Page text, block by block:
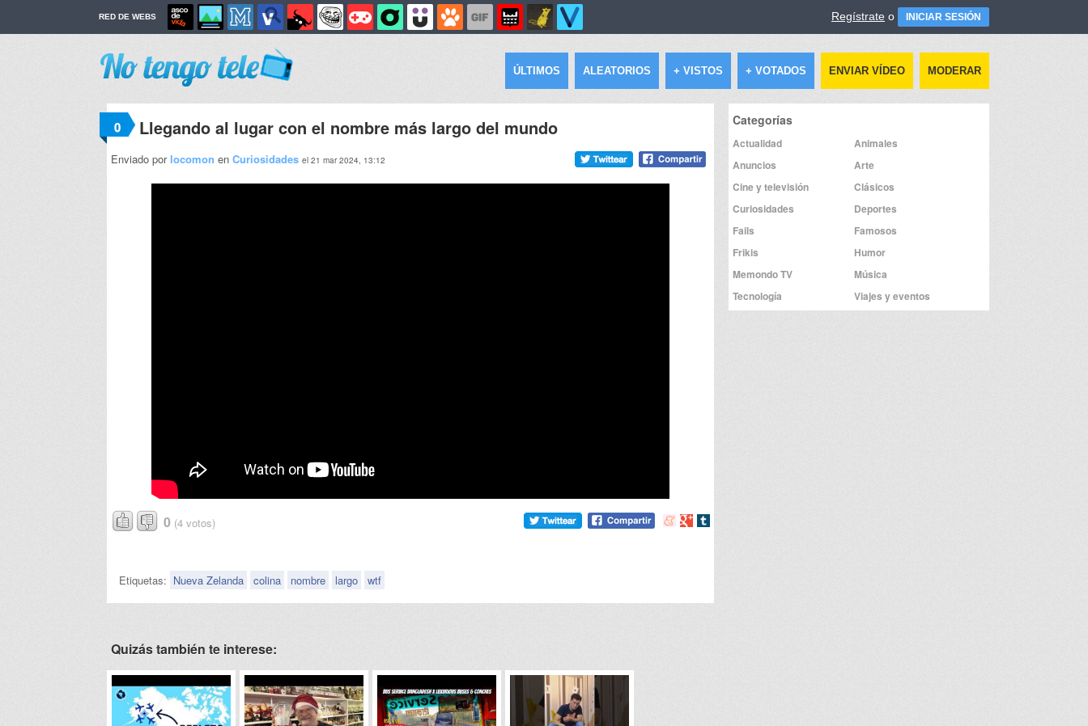
RED DE WEBS Regístrate o INICIAR SESIÓN
ÚLTIMOS ALEATORIOS + VISTOS + VOTADOS ENVIAR VÍDEO MODERAR
0 Llegando al lugar con el nombre más largo del mundo
Enviado por locomon en Curiosidades el 21 mar 2024, 13:12
0 (4 votos)
Compartir
Compartir
Compartir
Etiquetas: Nueva Zelanda colina nombre largo wtf
Quizás también te interese:
Categorías
Actualidad
Animales
Anuncios
Arte
Cine y televisión
Clásicos
Curiosidades
Deportes
Fails
Famosos
Frikis
Humor
Memondo TV
Música
Tecnología
Viajes y eventos